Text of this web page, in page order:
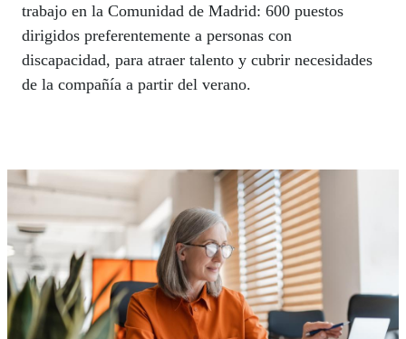
trabajo en la Comunidad de Madrid: 600 puestos
dirigidos preferentemente a personas con
discapacidad, para atraer talento y cubrir necesidades
de la compañía a partir del verano.